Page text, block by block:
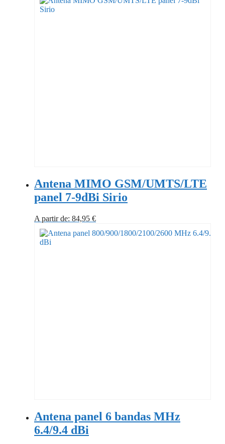
Antena MIMO GSM/UMTS/LTE
panel 7-9dBi Sirio
A partir de: 84,95 €
Antena panel 6 bandas MHz
6.4/9.4 dBi